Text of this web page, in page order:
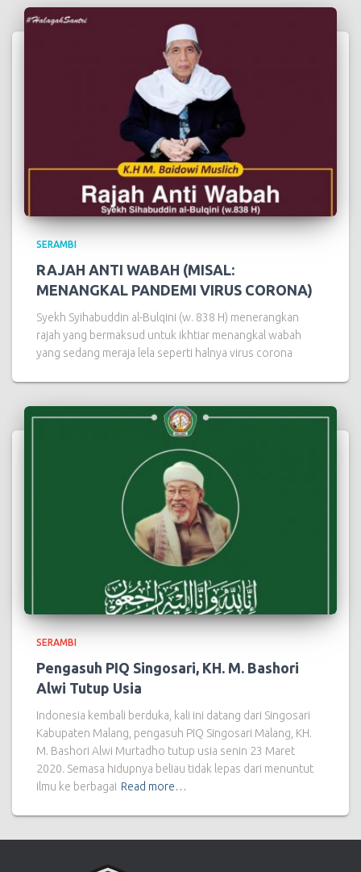
SERAMBI
RAJAH ANTI WABAH (MISAL:
MENANGKAL PANDEMI VIRUS CORONA)
Syekh Syihabuddin al-Bulqini (w. 838 H) menerangkan
rajah yang bermaksud untuk ikhtiar menangkal wabah
yang sedang meraja lela seperti halnya virus corona
SERAMBI
Pengasuh PIQ Singosari, KH. M. Bashori
Alwi Tutup Usia
Indonesia kembali berduka, kali ini datang dari Singosari
Kabupaten Malang, pengasuh PIQ Singosari Malang, KH.
M. Bashori Alwi Murtadho tutup usia senin 23 Maret
2020. Semasa hidupnya beliau tidak lepas dari menuntut
ilmu ke berbagai Read more…